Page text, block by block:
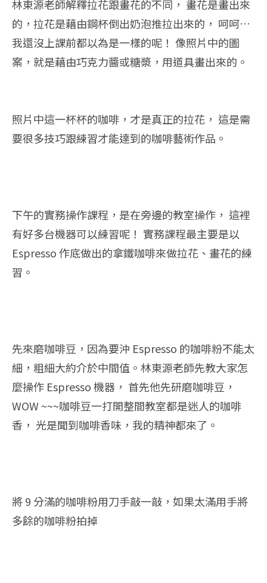
林東源老師解釋拉花跟畫花的不同， 畫花是畫出來
的，拉花是藉由鋼杯倒出奶泡推拉出來的， 呵呵…
我還沒上課前都以為是一樣的呢！ 像照片中的圖
案，就是藉由巧克力醬或糖漿，用道具畫出來的。
照片中這一杯杯的咖啡，才是真正的拉花， 這是需
要很多技巧跟練習才能達到的咖啡藝術作品。
下午的實務操作課程，是在旁邊的教室操作， 這裡
有好多台機器可以練習呢！ 實務課程最主要是以
Espresso 作底做出的拿鐵咖啡來做拉花、畫花的練
習。
先來磨咖啡豆，因為要沖 Espresso 的咖啡粉不能太
細，粗細大約介於中間值。林東源老師先教大家怎
麼操作 Espresso 機器， 首先他先研磨咖啡豆，
WOW ~~~咖啡豆一打開整間教室都是迷人的咖啡
香， 光是聞到咖啡香味，我的精神都來了。
將 9 分滿的咖啡粉用刀手敲一敲，如果太滿用手將
多餘的咖啡粉拍掉